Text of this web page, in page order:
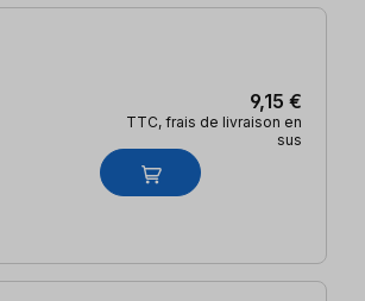
9,15 €
TTC, frais de livraison en
sus